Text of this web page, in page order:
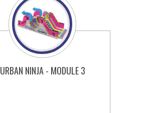
URBAN NINJA - MODULE 3